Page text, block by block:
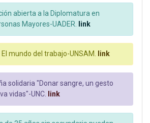
abierta a la Diplomatura en
Mayores-UADER. link
El mundo del trabajo-UNSAM. link
solidaria "Donar sangre, un gesto
vidas"-UNC. link